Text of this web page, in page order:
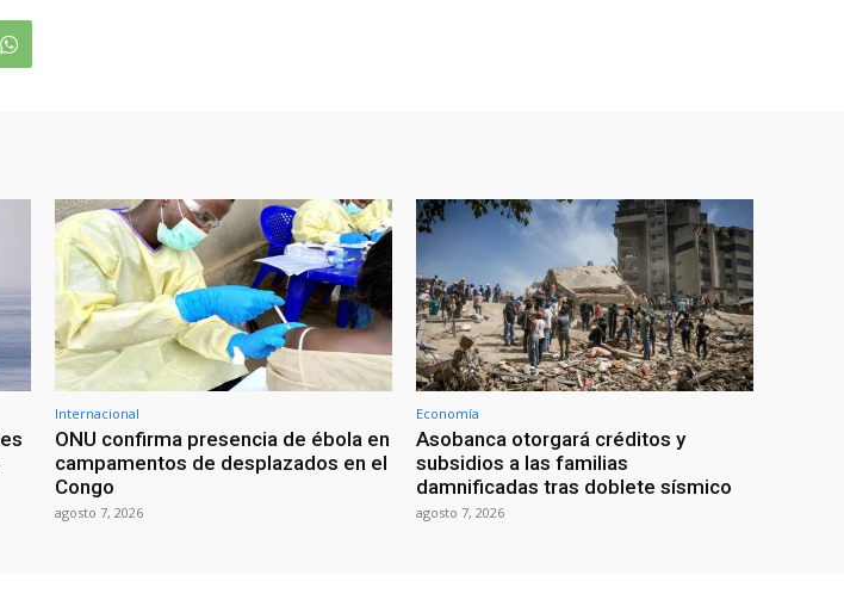
Internacional
ONU confirma presencia de ébola en
campamentos de desplazados en el
Congo
agosto 7, 2026
Economía
Asobanca otorgará créditos y
subsidios a las familias
damnificadas tras doblete sísmico
agosto 7, 2026